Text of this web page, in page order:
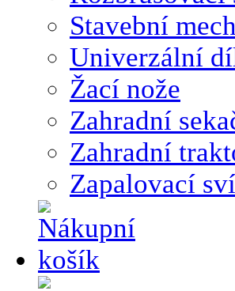
Stavební
Univerzální
Žací nože
Zahradní
Zahradní
Zapalovací